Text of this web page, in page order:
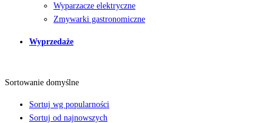
Wyparzacze elektryczne
Zmywarki gastronomiczne
Wyprzedaże
Sortowanie domyślne
Sortuj wg popularności
Sortuj od najnowszych